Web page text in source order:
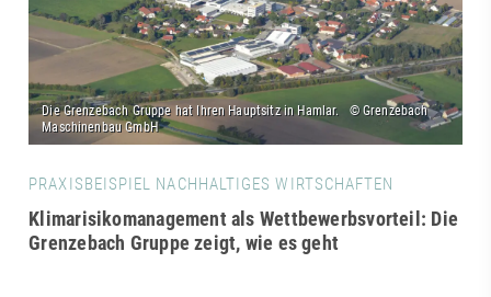
PRAXISBEISPIEL NACHHALTIGES WIRTSCHAFTEN
Klimarisikomanagement als Wettbewerbsvorteil: Die
Grenzebach Gruppe zeigt, wie es geht